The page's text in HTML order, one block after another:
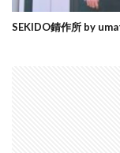
SEKIDO錆作所 by